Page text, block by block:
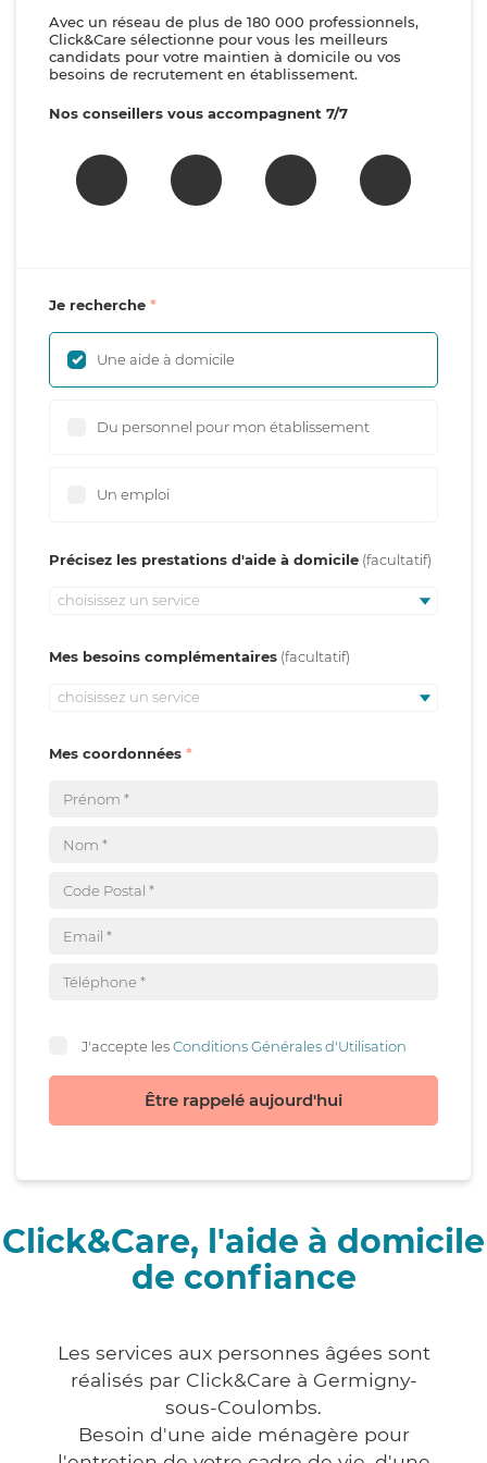
Avec un réseau de plus de 180 000 professionnels,
Click&Care sélectionne pour vous les meilleurs
candidats pour votre maintien à domicile ou vos
besoins de recrutement en établissement.
Nos conseillers vous accompagnent 7/7
Je recherche
Une aide à domicile
Du personnel pour mon établissement
Un emploi
Précisez les prestations d'aide à domicile
choisissez un service
Mes besoins complémentaires
choisissez un service
Mes coordonnées
J'accepte lesConditions Générales d'Utilisation
Être rappelé aujourd'hui
Click&Care, l'aide à domicile
de confiance
Les services aux personnes âgées sont
réalisés par Click&Care à Germigny-
sous-Coulombs.
Besoin d'une aide ménagère pour